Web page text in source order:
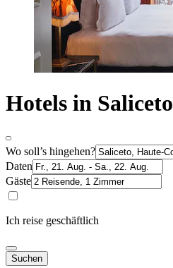
Hotels in Saliceto
Wo soll’s hingehen?
Daten
Gäste
Ich reise geschäftlich
Suchen